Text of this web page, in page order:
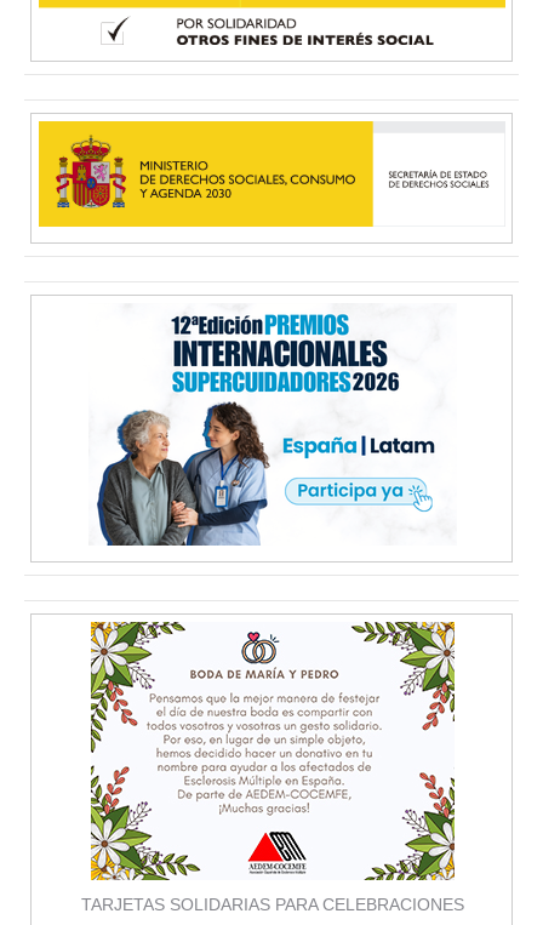
TARJETAS SOLIDARIAS PARA CELEBRACIONES